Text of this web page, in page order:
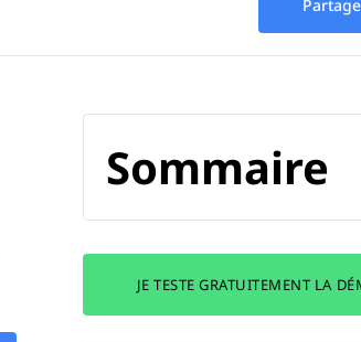
Sommaire
JE TESTE GRATUITEMENT LA